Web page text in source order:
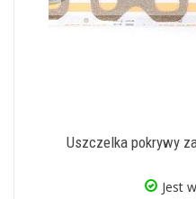
Uszczelka pokrywy
Jest